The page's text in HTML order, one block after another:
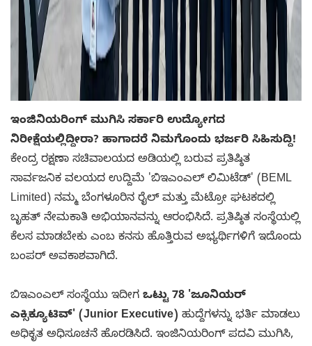
ಇಂಜಿನಿಯರಿಂಗ್ ಮುಗಿಸಿ ಸರ್ಕಾರಿ ಉದ್ಯೋಗದ
ನಿರೀಕ್ಷೆಯಲ್ಲಿದ್ದೀರಾ? ಹಾಗಾದರೆ ನಿಮಗೊಂದು ಭರ್ಜರಿ ಸಿಹಿಸುದ್ದಿ!
ಕೇಂದ್ರ ರಕ್ಷಣಾ ಸಚಿವಾಲಯದ ಅಡಿಯಲ್ಲಿ ಬರುವ ಪ್ರತಿಷ್ಠಿತ
ಸಾರ್ವಜನಿಕ ವಲಯದ ಉದ್ದಿಮೆ 'ಬಿಇಎಂಎಲ್ ಲಿಮಿಟೆಡ್' (BEML
Limited) ನಮ್ಮ ಬೆಂಗಳೂರಿನ ರೈಲ್ ಮತ್ತು ಮೆಟ್ರೋ ಘಟಕದಲ್ಲಿ
ಬೃಹತ್ ನೇಮಕಾತಿ ಅಭಿಯಾನವನ್ನು ಆರಂಭಿಸಿದೆ. ಪ್ರತಿಷ್ಠಿತ ಸಂಸ್ಥೆಯಲ್ಲಿ
ಕೆಲಸ ಮಾಡಬೇಕು ಎಂಬ ಕನಸು ಹೊತ್ತಿರುವ ಅಭ್ಯರ್ಥಿಗಳಿಗೆ ಇದೊಂದು
ಬಂಪರ್ ಅವಕಾಶವಾಗಿದೆ.
ಬಿಇಎಂಎಲ್ ಸಂಸ್ಥೆಯು ಇದೀಗ ಒಟ್ಟು 78 'ಜೂನಿಯರ್
ಎಕ್ಸಿಕ್ಯೂಟಿವ್' (Junior Executive) ಹುದ್ದೆಗಳನ್ನು ಭರ್ತಿ ಮಾಡಲು
ಅಧಿಕೃತ ಅಧಿಸೂಚನೆ ಹೊರಡಿಸಿದೆ. ಇಂಜಿನಿಯರಿಂಗ್ ಪದವಿ ಮುಗಿಸಿ,